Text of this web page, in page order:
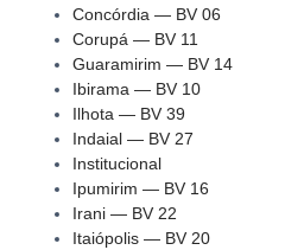
Concórdia — BV 06
Corupá — BV 11
Guaramirim — BV 14
Ibirama — BV 10
Ilhota — BV 39
Indaial — BV 27
Institucional
Ipumirim — BV 16
Irani — BV 22
Itaiópolis — BV 20